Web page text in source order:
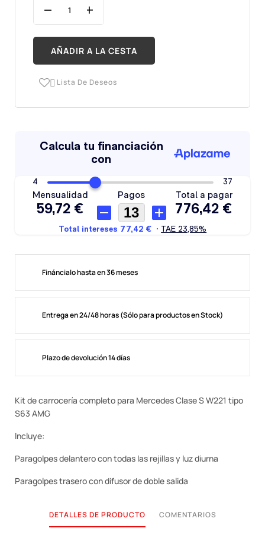
AÑADIR A LA CESTA
 Lista De Deseos
Fináncialo hasta en 36 meses
Entrega en 24/48 horas (Sólo para productos en Stock)
Plazo de devolución 14 días
Kit de carrocería completo para Mercedes Clase S W221 tipo
S63 AMG
Incluye:
Paragolpes delantero con todas las rejillas y luz diurna
Paragolpes trasero con difusor de doble salida
DETALLES DE PRODUCTO COMENTARIOS